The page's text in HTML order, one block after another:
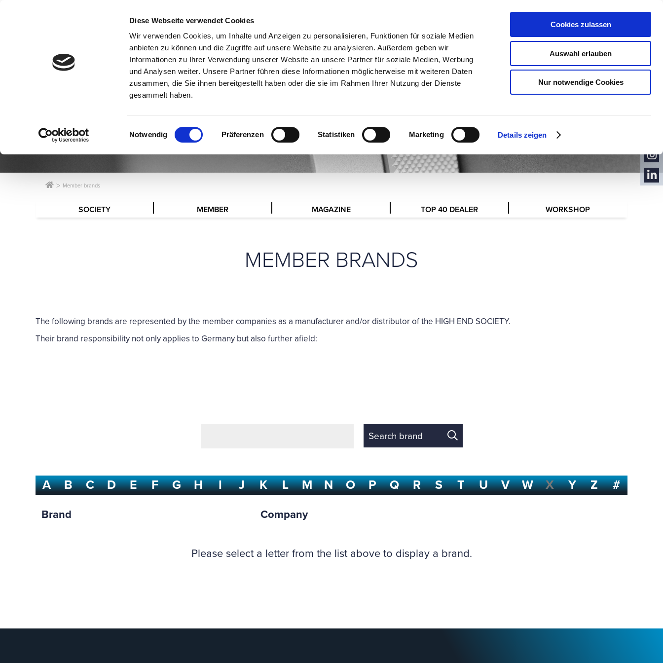
Diese Webseite verwendet Cookies
Wir verwenden Cookies, um Inhalte und Anzeigen zu personalisieren, Funktionen für soziale Medien
anbieten zu können und die Zugriffe auf unsere Website zu analysieren. Außerdem geben wir
Informationen zu Ihrer Verwendung unserer Website an unsere Partner für soziale Medien, Werbung
und Analysen weiter. Unsere Partner führen diese Informationen möglicherweise mit weiteren Daten
zusammen, die Sie ihnen bereitgestellt haben oder die sie im Rahmen Ihrer Nutzung der Dienste
gesammelt haben.
Einwilligungsauswahl
Notwendig Präferenzen Statistiken Marketing Details zeigen
Cookies zulassen
Auswahl erlauben
Nur notwendige Cookies
VOLUME
Member brands
SOCIETY MEMBER MAGAZINE TOP 40 DEALER WORKSHOP
MEMBER BRANDS
The following brands are represented by the member companies as a manufacturer and/or distributor of the HIGH END SOCIETY.
Their brand responsibility not only applies to Germany but also further afield:
Search brand
A B C D E F G H I J K L M N O P Q R S T U V W X Y Z #
Brand Company
Please select a letter from the list above to display a brand.
EFACE
BOO
K
INST
AGR